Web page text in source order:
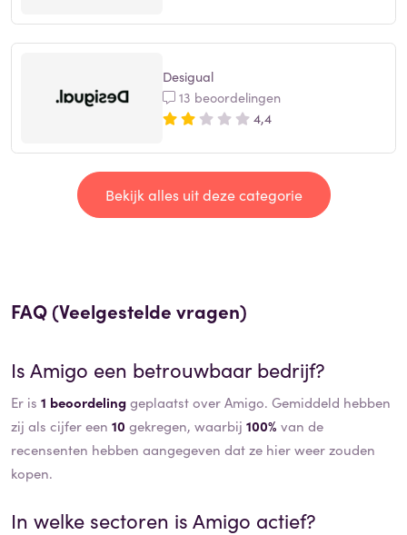
Desigual
13 beoordelingen
4,4
Bekijk alles uit deze categorie
FAQ (Veelgestelde vragen)
IsAmigo een betrouwbaar bedrijf?
Er is 1 beoordelinggeplaatst over Amigo. Gemiddeld hebben
zij als cijfer een 10 gekregen, waarbij 100% van de
recensenten hebben aangegeven dat ze hier weer zouden
kopen.
In welke sectoren isAmigo actief?